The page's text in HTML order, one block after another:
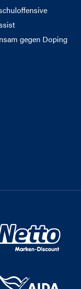
gegen Doping